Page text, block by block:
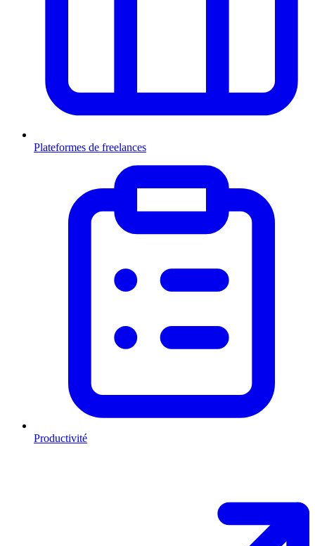
Plateformes de freelances
Productivité